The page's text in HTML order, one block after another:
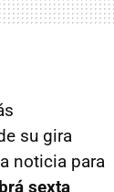
su gira
noticia para
sexta